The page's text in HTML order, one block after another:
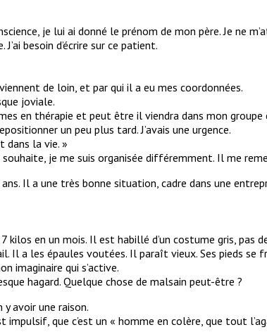
je lui ai donné le prénom de mon père. Je ne
besoin d’écrire sur ce patient.
de loin, et par qui il a eu mes coordonnées.
joviale.
en thérapie et peut être il viendra dans mon groupe
un peu plus tard. J’avais une urgence.
dans la vie. »
je me suis organisée différemment. Il me
Il a une très bonne situation, cadre dans une
en un mois. Il est habillé d’un costume gris, pas
Il a les épaules voutées. Il paraît vieux. Ses pieds se
imaginaire qui s’active.
hagard. Quelque chose de malsain peut-être ?
avoir une raison.
impulsif, que c’est un « homme en colère, que tout